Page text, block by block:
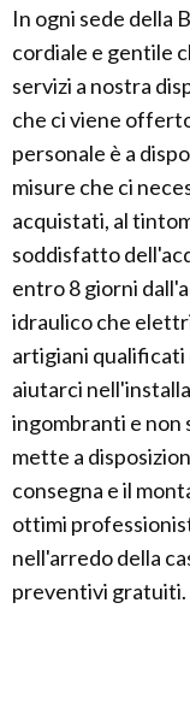
In ogni sede della
cordiale e gentile
servizi a nostra
che ci viene
personale è a
misure che ci
acquistati, al
soddisfatto
entro 8 giorni
idraulico che
artigiani qualificati
aiutarci
ingombranti e non
mette a
consegna e il
ottimi
nell'arredo della
preventivi gratuiti.